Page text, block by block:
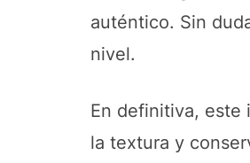
auténtico. Sin
nivel.
En definitiva, este
la textura y